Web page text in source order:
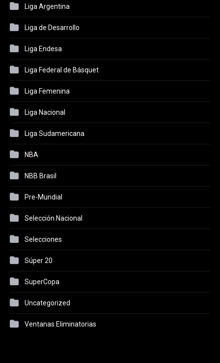
Liga Argentina
Liga de Desarrollo
Liga Endesa
Liga Federal de Básquet
Liga Femenina
Liga Nacional
Liga Sudamericana
NBA
NBB Brasil
Pre-Mundial
Selección Nacional
Selecciones
Súper 20
SuperCopa
Uncategorized
Ventanas Eliminatorias